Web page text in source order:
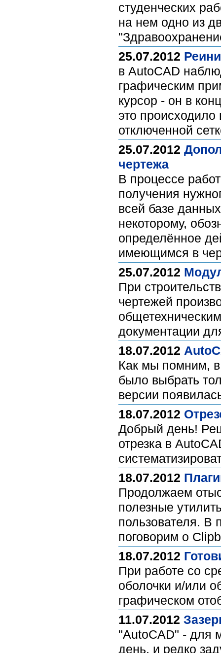
студенческих
на нем одно из
25.07.2012
в AutoCAD
графическим
курсор - он в
это
отключенной
25.07.2012
чертежа
В процессе
получения
всей базе
некоторому,
определённое
имеющимся в
25.07.2012
При
чертежей
документации
18.07.2012
Как мы помним,
было выбрать
версии
18.07.2012
Добрый день!
отрезка в
18.07.2012
Продолжаем
полезные
пользователя. В
поговорим о
18.07.2012
При работе со
оболочки и/или
графическом
11.07.2012
"AutoCAD" - для
день, и редко